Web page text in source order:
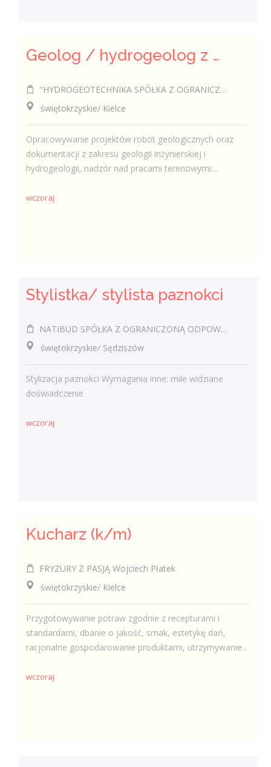
Geolog / hydrogeolog z uprawnieniami (k/m)
"HYDROGEOTECHNIKA SPÓŁKA Z OGRANICZONĄ ODPOWIEDZIALNOŚCIĄ".
świętokrzyskie/ Kielce
Opracowywanie projektów robót geologicznych oraz
dokumentacji z zakresu geologii inżynierskiej i
hydrogeologii, nadzór nad pracami terenowymi:...
wczoraj
Stylistka/ stylista paznokci
NATIBUD SPÓŁKA Z OGRANICZONĄ ODPOWIEDZIALNOŚCIĄ
świętokrzyskie/ Sędziszów
Stylizacja paznokci Wymagania inne: mile widziane
doświadczenie
wczoraj
Kucharz (k/m)
FRYZURY Z PASJĄ Wojciech Płatek
świętokrzyskie/ Kielce
Przygotowywanie potraw zgodnie z recepturami i
standardami, dbanie o jakość, smak, estetykę dań,
racjonalne gospodarowanie produktami, utrzymywanie...
wczoraj